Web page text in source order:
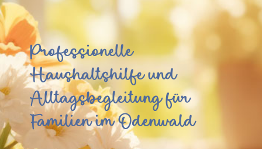
Professionelle
Haushaltshilfe und
Alltagsbegleitung für
Familien im Odenwald